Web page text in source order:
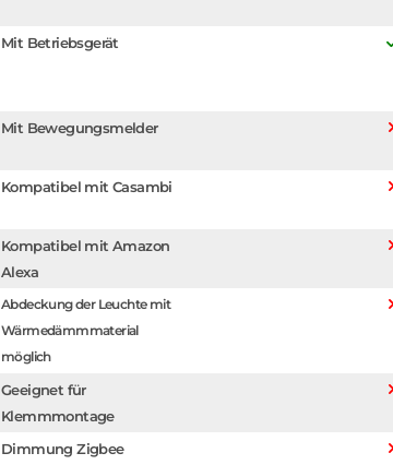
Mit Betriebsgerät
Mit Bewegungsmelder
Kompatibel mit Casambi
Kompatibel mit Amazon
Alexa
Abdeckung der Leuchte mit
Wärmedämmmaterial
möglich
Geeignet für
Klemmmontage
Dimmung Zigbee